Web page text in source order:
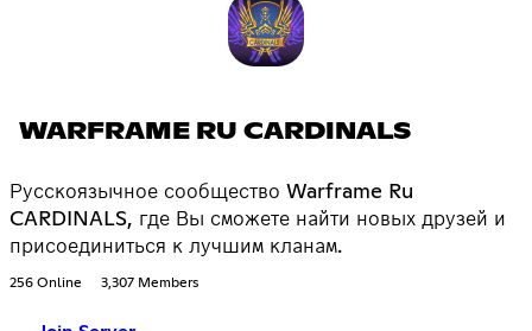
WARFRAME RU CARDINALS
Русскоязычное сообщество Warframe Ru
CARDINALS, где Вы сможете найти новых друзей и
присоединиться к лучшим кланам.
256 Online 3,307 Members